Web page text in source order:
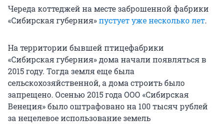
Череда коттеджей на месте заброшенной фабрики
«Сибирская губерния»пустует уже несколько лет.
На территории бывшей птицефабрики
«Сибирская губерния» дома начали появляться в
2015 году. Тогда земля еще была
сельскохозяйственной, а дома строить было
запрещено. Осенью 2015 года ООО «Сибирская
Венеция» было оштрафовано на 100 тысяч рублей
за нецелевое использование земель